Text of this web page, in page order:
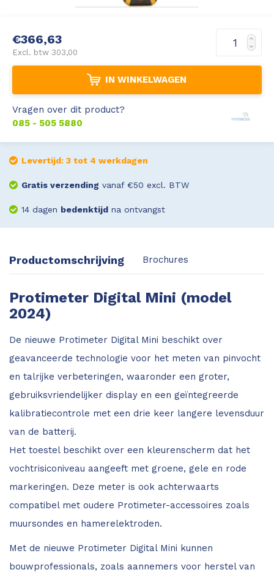
Leica DST360
Accessoires
Hygrometers
€366,63
Excl. btw 303,00
IN WINKELWAGEN
Vragen over dit product?
085 - 505 5880
Levertijd: 3 tot 4 werkdagen
Gratis verzending vanaf €50 excl. BTW
14 dagen bedenktijdna ontvangst
Productomschrijving Brochures
Protimeter Digital Mini (model
2024)
De nieuwe Protimeter Digital Mini beschikt over
geavanceerde technologie voor het meten van pinvocht
en talrijke verbeteringen, waaronder een groter,
gebruiksvriendelijker display en een geïntegreerde
kalibratiecontrole met een drie keer langere levensduur
van de batterij.
Het toestel beschikt over een kleurenscherm dat het
vochtrisiconiveau aangeeft met groene, gele en rode
markeringen. Deze meter is ook achterwaarts
compatibel met oudere Protimeter-accessoires zoals
muursondes en hamerelektroden.
Met de nieuwe Protimeter Digital Mini kunnen
bouwprofessionals, zoals aannemers voor herstel van